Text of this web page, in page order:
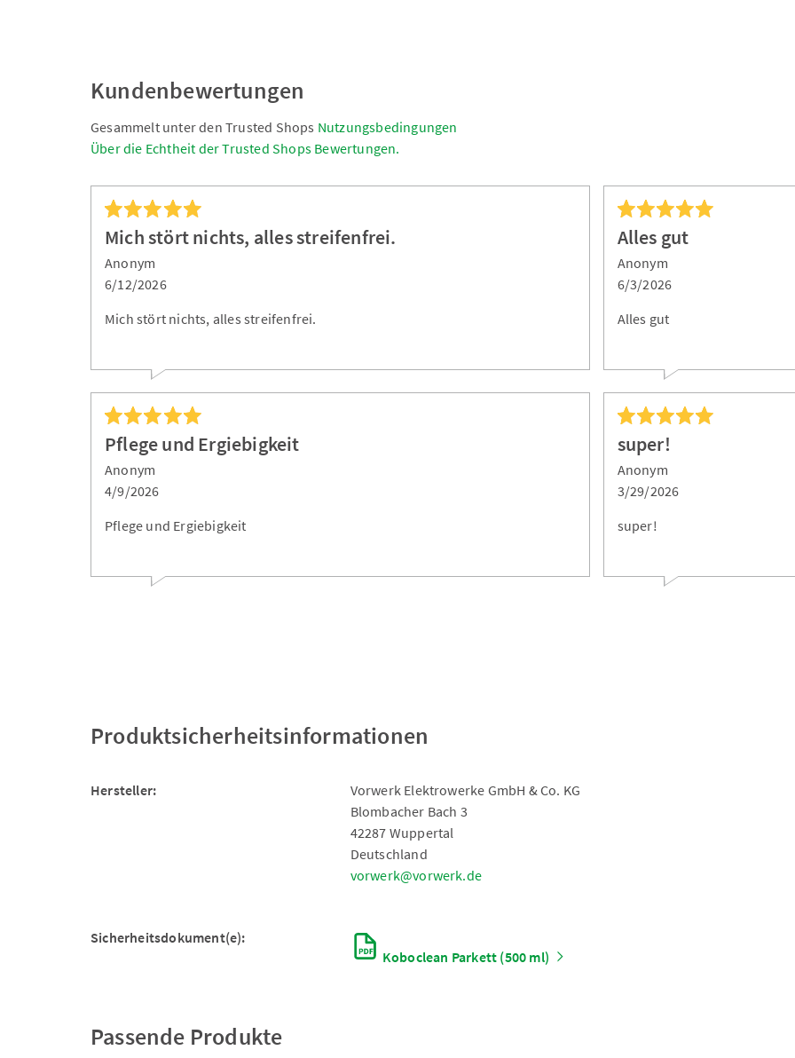
Kundenbewertungen
Gesammelt unter den Trusted Shops Nutzungsbedingungen
Über die Echtheit der Trusted Shops Bewertungen.
Mich stört nichts, alles streifenfrei.
Anonym
6/12/2026
Mich stört nichts, alles streifenfrei.
Alles gut
Anonym
6/3/2026
Alles gut
Pflege und Ergiebigkeit
Anonym
4/9/2026
Pflege und Ergiebigkeit
super!
Anonym
3/29/2026
super!
Produktsicherheitsinformationen
Hersteller:
Vorwerk Elektrowerke GmbH & Co. KG
Blombacher Bach 3
42287 Wuppertal
Deutschland
vorwerk@vorwerk.de
Sicherheitsdokument(e):
Koboclean Parkett (500 ml)
Passende Produkte